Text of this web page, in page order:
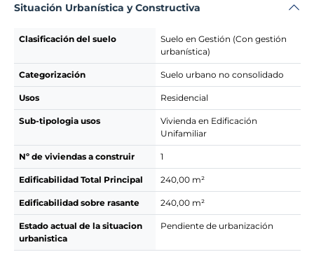
Situación Urbanística y Constructiva
Clasificación del suelo
Suelo en Gestión (Con gestión
urbanística)
Categorización Suelo urbano no consolidado
Usos Residencial
Sub-tipologia usos
Vivienda en Edificación
Unifamiliar
Nº de viviendas a construir 1
Edificabilidad Total Principal 240,00 m²
Edificabilidad sobre rasante 240,00 m²
Estado actual de la situacion
urbanistica
Pendiente de urbanización